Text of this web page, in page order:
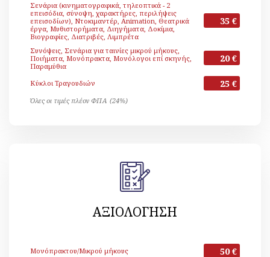
Σενάρια (κινηματογραφικά, τηλεοπτικά - 2
επεισόδια, σύνοψη, χαρακτήρες, περιλήψεις
επεισοδίων), Ντοκιμαντέρ, Animation, Θεατρικά
έργα, Μυθιστορήματα, Διηγήματα, Δοκίμια,
Βιογραφίες, Διατριβές, Λιμπρέτα
35 €
Συνόψεις, Σενάρια για ταινίες μικρού μήκους,
Ποιήματα, Μονόπρακτα, Μονόλογοι επί σκηνής,
Παραμύθια
20 €
Κύκλοι Τραγουδιών 25 €
Όλες οι τιμές πλέον ΦΠΑ (24%)
ΑΞΙΟΛΟΓΗΣΗ
Μονόπρακτου/Μικρού μήκους 50 €